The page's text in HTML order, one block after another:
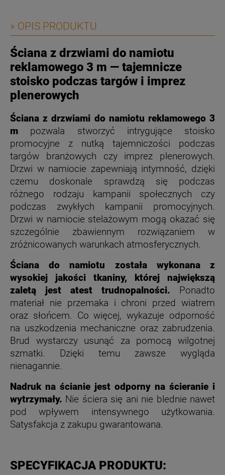
» OPIS PRODUKTU
Ściana z drzwiami do namiotu
reklamowego 3 m — tajemnicze
stoisko podczas targów i imprez
plenerowych
Ściana z drzwiami do namiotu reklamowego 3
m pozwala stworzyć intrygujące stoisko
promocyjne z nutką tajemniczości podczas
targów branżowych czy imprez plenerowych.
Drzwi w namiocie zapewniają intymność, dzięki
czemu doskonale sprawdzą się podczas
różnego rodzaju kampanii społecznych czy
podczas zwykłych kampanii promocyjnych.
Drzwi w namiocie stelażowym mogą okazać się
szczególnie zbawiennym rozwiązaniem w
zróżnicowanych warunkach atmosferycznych.
Ściana do namiotu została wykonana z
wysokiej jakości tkaniny, której największą
zaletą jest atest trudnopalności. Ponadto
materiał nie przemaka i chroni przed wiatrem
oraz słońcem. Co więcej, wykazuje odporność
na uszkodzenia mechaniczne oraz zabrudzenia.
Brud wystarczy usunąć za pomocą wilgotnej
szmatki. Dzięki temu zawsze wygląda
nienagannie.
Nadruk na ścianie jest odporny na ścieranie i
wytrzymały. Nie ściera się ani nie blednie nawet
pod wpływem intensywnego użytkowania.
Satysfakcja z zakupu gwarantowana.
SPECYFIKACJA PRODUKTU: